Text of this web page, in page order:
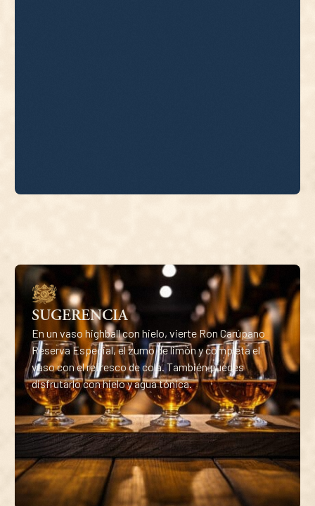
SUGERENCIA
En un vaso highball con hielo, vierte Ron Carúpano
Reserva Especial, el zumo de limón y completa el
vaso con el refresco de cola. También puedes
disfrutarlo con hielo y agua tónica.